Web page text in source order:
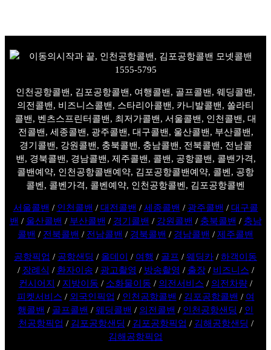
인천공항콜밴, 김포공항콜밴, 여행콜밴, 골프콜밴, 웨딩콜밴,
의전콜밴, 비즈니스콜밴, 스타리아콜밴, 카니발콜밴, 쏠라티
콜밴, 벤츠스프린터콜밴, 최저가콜밴, 서울콜밴, 인천콜밴, 대
전콜밴, 세종콜밴, 광주콜밴, 대구콜밴, 울산콜밴, 부산콜밴,
경기콜밴, 강원콜밴, 충북콜밴, 충남콜밴, 전북콜밴, 전남콜
밴, 경북콜밴, 경남콜밴, 제주콜밴, 콜밴, 공항콜밴, 콜밴가격,
콜밴예약, 인천공항콜밴예약, 김포공항콜밴예약, 콜벤, 공항
콜벤, 콜벤가격, 콜벤예약, 인천공항콜벤, 김포공항콜벤
서울콜밴 / 인천콜밴 / 대전콜밴 / 세종콜밴 / 광주콜밴 / 대구콜
밴 / 울산콜밴 / 부산콜밴 / 경기콜밴 / 강원콜밴 / 충북콜밴 / 충남
콜밴 / 전북콜밴 / 전남콜밴 / 경북콜밴 / 경남콜밴 / 제주콜밴
공항픽업 / 공항샌딩 / 올데이 / 여행 / 골프 / 웨딩카 / 하객이동
/ 장례식 / 환자이송 / 광고촬영 / 방송촬영 / 출장/ 비즈니스 /
컨시어지 / 지방이동 / 소화물이동 / 의전서비스 / 의전차량 /
피켓서비스 / 외국인픽업 / 인천공항콜밴 / 김포공항콜밴 / 여
행콜밴 / 골프콜밴 / 웨딩콜밴 / 의전콜밴 / 인천공항샌딩 / 인
천공항픽업 / 김포공항샌딩 / 김포공항픽업 / 김해공항샌딩 /
김해공항픽업